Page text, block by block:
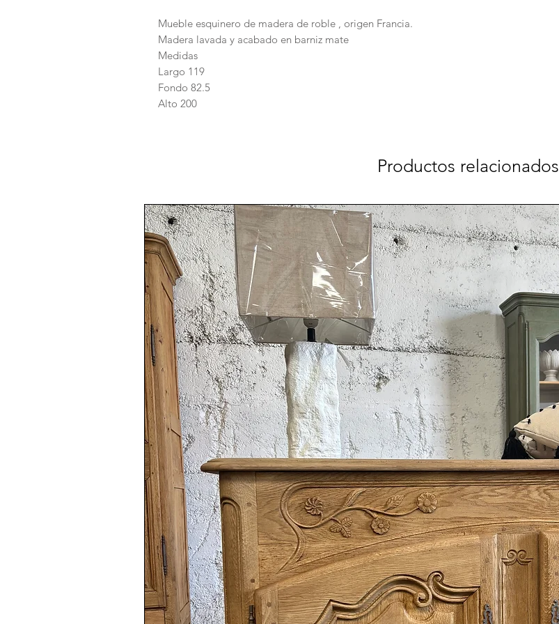
Mueble esquinero de madera de roble , origen Francia.
Madera lavada y acabado en barniz mate
Medidas
Largo 119
Fondo 82.5
Alto 200
Productos relacionados